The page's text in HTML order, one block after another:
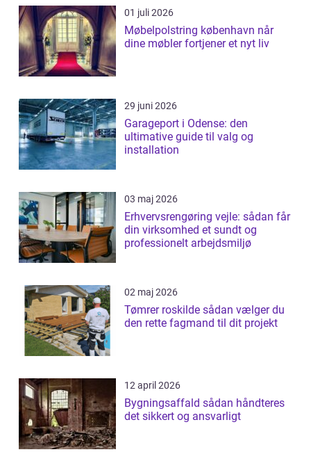
01 juli 2026
Møbelpolstring københavn når
dine møbler fortjener et nyt liv
29 juni 2026
Garageport i Odense: den
ultimative guide til valg og
installation
03 maj 2026
Erhvervsrengøring vejle: sådan får
din virksomhed et sundt og
professionelt arbejdsmiljø
02 maj 2026
Tømrer roskilde sådan vælger du
den rette fagmand til dit projekt
12 april 2026
Bygningsaffald sådan håndteres
det sikkert og ansvarligt